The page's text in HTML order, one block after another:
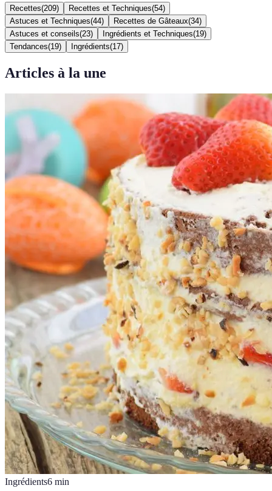
Recettes(209) Recettes et Techniques(54)
Astuces et Techniques(44) Recettes de Gâteaux(34)
Astuces et conseils(23) Ingrédients et Techniques(19)
Tendances(19) Ingrédients(17)
Articles à la une
Ingrédients6 min